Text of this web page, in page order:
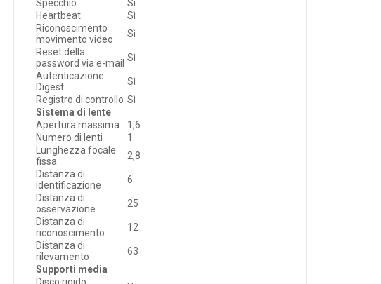
Specchio
Sì
Heartbeat
Sì
Riconoscimento
movimento video
Sì
Reset della
password via e-mail Sì
Autenticazione
Digest
Sì
Registro di controllo Sì
Sistema di lente
Apertura massima
1,6
Numero di lenti
1
Lunghezza focale
fissa
2,8
Distanza di
identificazione
6
Distanza di
osservazione
25
Distanza di
riconoscimento
12
Distanza di
rilevamento
63
Supporti media